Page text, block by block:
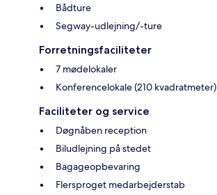
Bådture
Segway-udlejning/-ture
Forretningsfaciliteter
7 mødelokaler
Konferencelokale (210 kvadratmeter)
Faciliteter og service
Døgnåben reception
Biludlejning på stedet
Bagageopbevaring
Flersproget medarbejderstab